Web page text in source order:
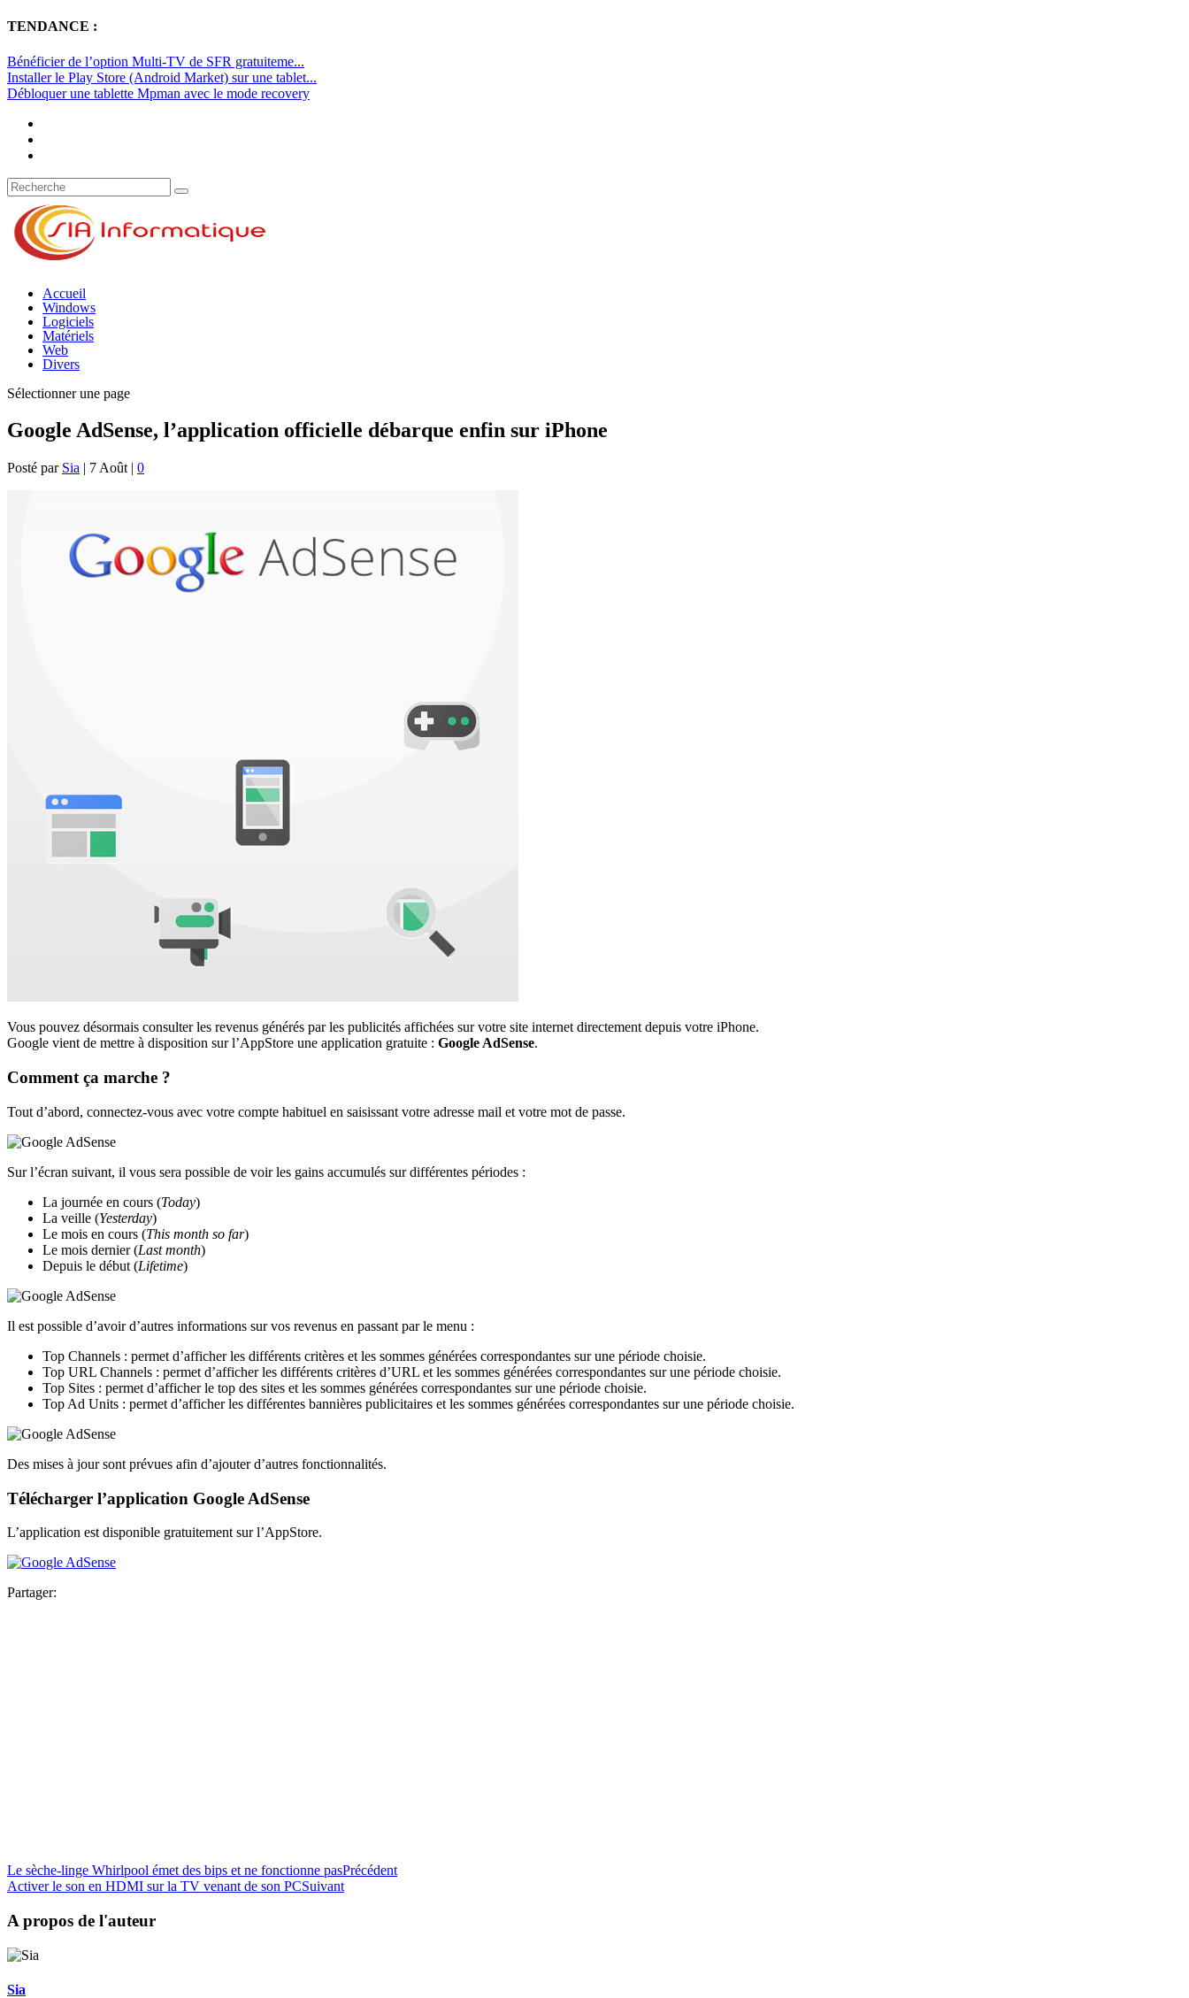
TENDANCE :
Bénéficier de l’option Multi-TV de SFR gratuiteme...
Installer le Play Store (Android Market) sur une tablet...
Débloquer une tablette Mpman avec le mode recovery
Accueil
Windows
Logiciels
Matériels
Web
Divers
Sélectionner une page
Google AdSense, l’application officielle débarque enfin sur iPhone
Posté par Sia | 7 Août | 0
Vous pouvez désormais consulter les revenus générés par les publicités affichées sur votre site internet directement depuis votre iPhone.
Google vient de mettre à disposition sur l’AppStore une application gratuite : Google AdSense.
Comment ça marche ?
Tout d’abord, connectez-vous avec votre compte habituel en saisissant votre adresse mail et votre mot de passe.
Sur l’écran suivant, il vous sera possible de voir les gains accumulés sur différentes périodes :
La journée en cours (Today)
La veille (Yesterday)
Le mois en cours (This month so far)
Le mois dernier (Last month)
Depuis le début (Lifetime)
Il est possible d’avoir d’autres informations sur vos revenus en passant par le menu :
Top Channels : permet d’afficher les différents critères et les sommes générées correspondantes sur une période choisie.
Top URL Channels : permet d’afficher les différents critères d’URL et les sommes générées correspondantes sur une période choisie.
Top Sites : permet d’afficher le top des sites et les sommes générées correspondantes sur une période choisie.
Top Ad Units : permet d’afficher les différentes bannières publicitaires et les sommes générées correspondantes sur une période choisie.
Des mises à jour sont prévues afin d’ajouter d’autres fonctionnalités.
Télécharger l’application Google AdSense
L’application est disponible gratuitement sur l’AppStore.
Partager:
Le sèche-linge Whirlpool émet des bips et ne fonctionne pasPrécédent
Activer le son en HDMI sur la TV venant de son PCSuivant
A propos de l'auteur
Sia